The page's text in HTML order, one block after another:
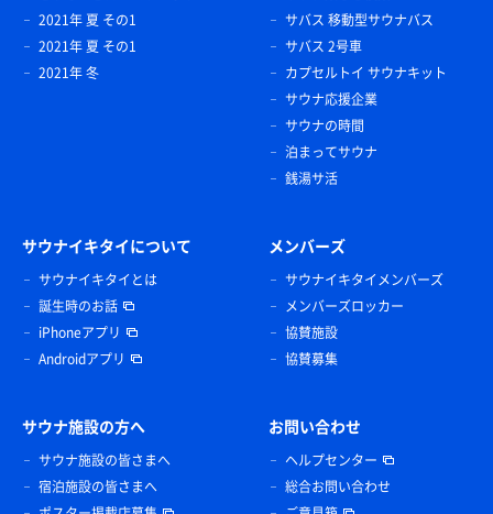
2021年 夏 その1
2021年 夏 その1
2021年 冬
サバス 移動型サウナバス
サバス 2号車
カプセルトイ サウナキット
サウナ応援企業
サウナの時間
泊まってサウナ
銭湯サ活
サウナイキタイについて
サウナイキタイとは
誕生時のお話
iPhoneアプリ
Androidアプリ
メンバーズ
サウナイキタイメンバーズ
メンバーズロッカー
協賛施設
協賛募集
サウナ施設の方へ
サウナ施設の皆さまへ
宿泊施設の皆さまへ
お問い合わせ
ヘルプセンター
総合お問い合わせ